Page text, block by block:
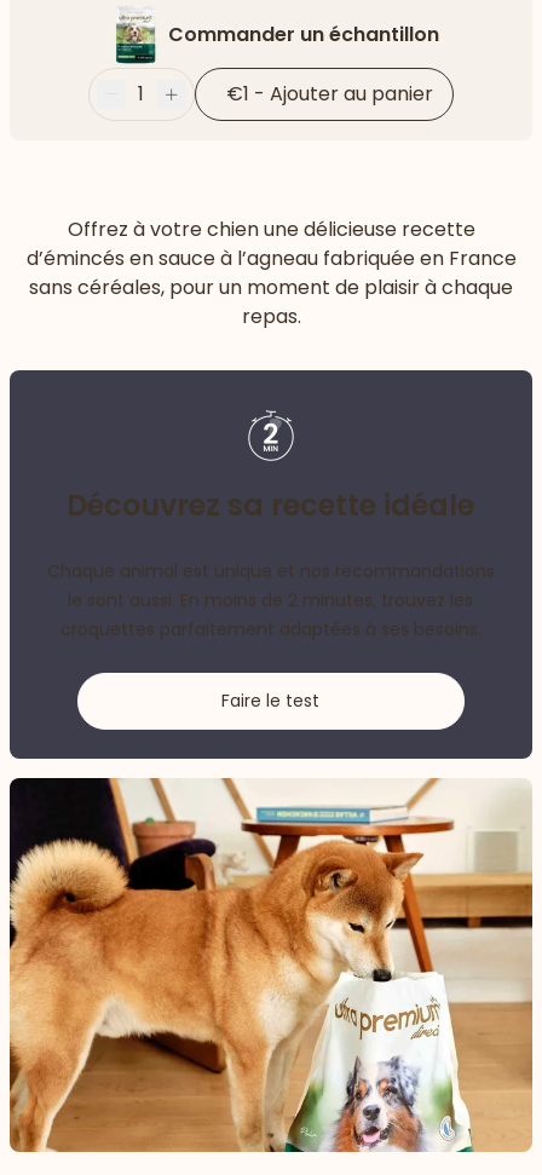
Commander un échantillon
Moins
1 Plus €1 - Ajouter au panier
Offrez à votre chien une délicieuse recette
d’émincés en sauce à l’agneau fabriquée en France
sans céréales, pour un moment de plaisir à chaque
repas.
Découvrez sa recette idéale
Chaque animal est unique et nos recommandations
le sont aussi. En moins de 2 minutes, trouvez les
croquettes parfaitement adaptées à ses besoins.
Faire le test